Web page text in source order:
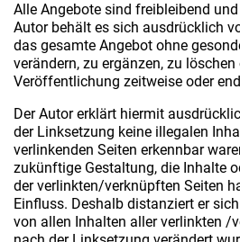
Alle Angebote sind freibleibend
Autor behält es sich ausdrücklich
das gesamte Angebot ohne
verändern, zu ergänzen, zu löschen
Veröffentlichung zeitweise oder
Der Autor erklärt hiermit
der Linksetzung keine illegalen
verlinkenden Seiten erkennbar
zukünftige Gestaltung, die Inhalte
der verlinkten/verknüpften Seiten
Einfluss. Deshalb distanziert er
von allen Inhalten aller verlinkten /